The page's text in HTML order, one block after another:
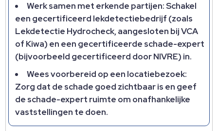
Werk samen met erkende partijen: Schakel
een gecertificeerd lekdetectiebedrijf (zoals
Lekdetectie Hydrocheck, aangesloten bij VCA
of Kiwa) en een gecertificeerde schade-expert
(bijvoorbeeld gecertificeerd door NIVRE) in.
Wees voorbereid op een locatiebezoek:
Zorg dat de schade goed zichtbaar is en geef
de schade-expert ruimte om onafhankelijke
vaststellingen te doen.